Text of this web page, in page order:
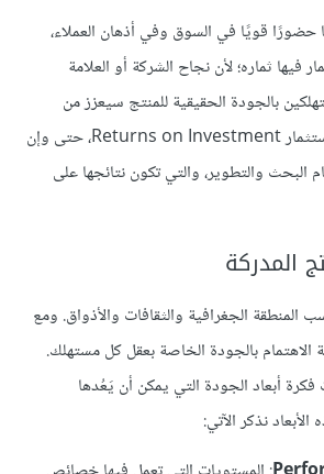
حضورًا قويًا في السوق وفي أذهان العملاء،
فيها ثماره؛ لأن نجاح الشركة أو العلامة
بالجودة الحقيقية للمنتج سيعزز من
ربحيتها والعائد على الاستثمار Returns on Investment، حتى وإن
البحث والتطوير، والتي تكون نتائجها على
المدركة
المنطقة الجغرافية والثقافات والأذواق. ومع
الاهتمام بالجودة الخاصة بعقل كل مستهلك.
أبعاد الجودة التي يمكن أن يَعُدها
نذكر الآتي: